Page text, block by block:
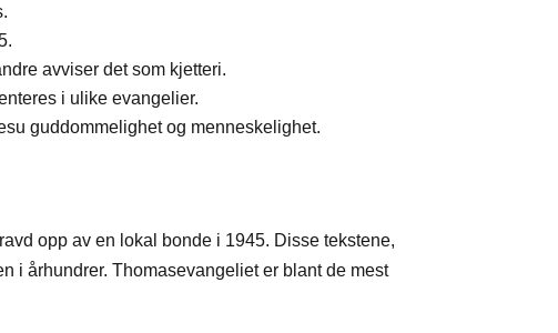
avviser det som kjetteri.
i ulike evangelier.
guddommelighet og menneskelighet.
opp av en lokal bonde i 1945. Disse tekstene,
i århundrer. Thomasevangeliet er blant de mest